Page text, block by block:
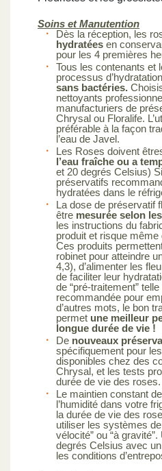
Soins et Manutention
Dès la réception, les
hydratées en
pour les 4 premières
Tous les contenants et
processus
sans bactéries.
nettoyants
manufacturiers de
Chrysal ou Floralife.
préférable à la façon
l’eau de Javel.
Les Roses doivent
l’eau fraîche ou a
et 20 degrés Celsius)
préservatifs
hydratées dans le
La dose de préservatif
être mesurée selon
les instructions du
produit et risque même
Ces produits
robinet pour atteindre
4,3), d’alimenter les
de faciliter leur
de “pré-traitement”
recommandée pour
d’autres mots, le bon
permet une meilleur
longue durée de vie !
De nouveaux
spécifiquement pour
disponibles chez des
Chrysal, et les tests
durée de vie des roses.
Le maintien constant
l’humidité dans votre
la durée de vie des
utiliser les systèmes
vélocité” ou “à
degrés Celsius avec
les conditions